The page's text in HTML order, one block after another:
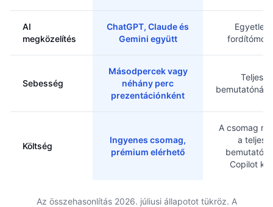
AI
megközelítés
ChatGPT, Claude és
Gemini együtt
Egyetlen
Sebesség
Másodpercek vagy
néhány perc
prezentációnként
Teljes
bemutatónál
Költség
Ingyenes csomag,
prémium elérhető
A csomag
a teljes
Copilot kell
Az összehasonlítás 2026. júliusi állapotot tükröz. A